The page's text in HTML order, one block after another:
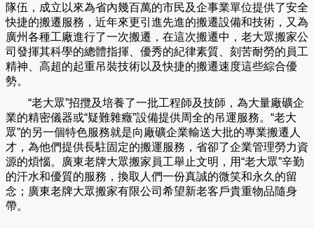
隊伍，成立以來為省內幾百萬的市民及企事業單位提供了安全
快捷的搬遷服務，近年來更引進先進的搬遷設備和技術，又為
廣州各種工廠進行了一次搬遷，在這次搬遷中，老大眾搬家公
司發揮其科學的總體指揮、優秀的紀律素質、刻苦耐勞的員工
精神、高超的起重吊裝技術以及快捷的搬遷速度這些綜合優
勢。
“老大眾”招攬及培養了一批工程師及技師，為大量廠礦企
業的精密儀器或“疑難雜癥”設備提供周全的吊運服務。“老大
眾”的另一個特色服務就是向廠礦企業輸送大批的專業搬遷人
才，為他們提供長駐固定的搬運服務，省卻了企業管理勞力資
源的煩惱。廣東老牌大眾搬家員工舉止文明，用“老大眾”辛勤
的汗水和優質的服務，換取人們一份真誠的微笑和永久的留
念；廣東老牌大眾搬家有限公司希望新老客戶貴重物品隨身
帶。